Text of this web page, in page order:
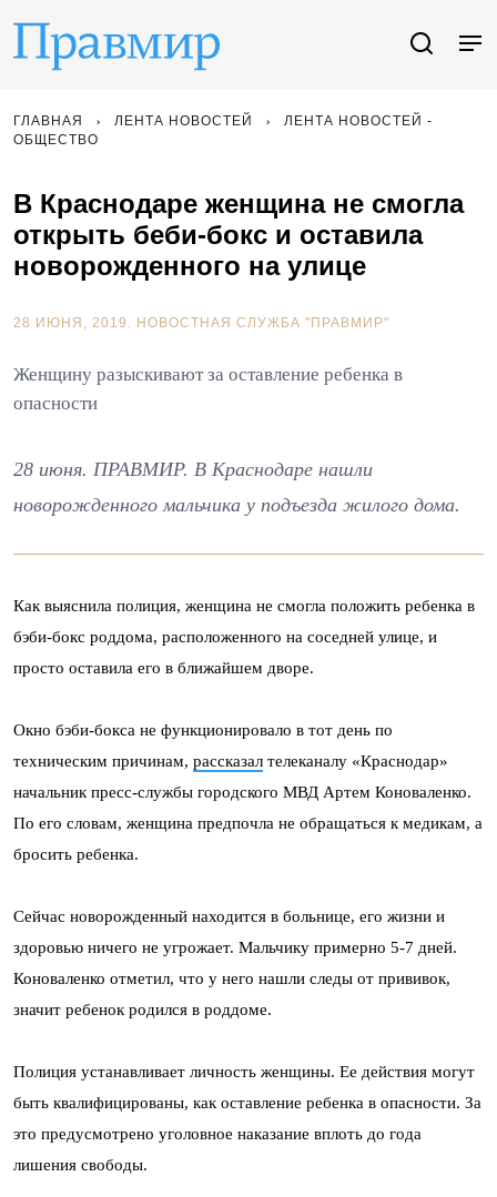
ГЛАВНАЯ ЛЕНТА НОВОСТЕЙ
ЛЕНТА НОВОСТЕЙ -
ОБЩЕСТВО
В Краснодаре женщина не смогла
открыть беби-бокс и оставила
новорожденного на улице
28 ИЮНЯ, 2019. НОВОСТНАЯ СЛУЖБА "ПРАВМИР"
Женщину разыскивают за оставление ребенка в
опасности
28 июня. ПРАВМИР. В Краснодаре нашли
новорожденного мальчика у подъезда жилого дома.
Как выяснила полиция, женщина не смогла положить ребенка в
бэби-бокс роддома, расположенного на соседней улице, и
просто оставила его в ближайшем дворе.
Окно бэби-бокса не функционировало в тот день по
техническим причинам, рассказал телеканалу «Краснодар»
начальник пресс-службы городского МВД Артем Коноваленко.
По его словам, женщина предпочла не обращаться к медикам, а
бросить ребенка.
Сейчас новорожденный находится в больнице, его жизни и
здоровью ничего не угрожает. Мальчику примерно 5-7 дней.
Коноваленко отметил, что у него нашли следы от прививок,
значит ребенок родился в роддоме.
Полиция устанавливает личность женщины. Ее действия могут
быть квалифицированы, как оставление ребенка в опасности. За
это предусмотрено уголовное наказание вплоть до года
лишения свободы.